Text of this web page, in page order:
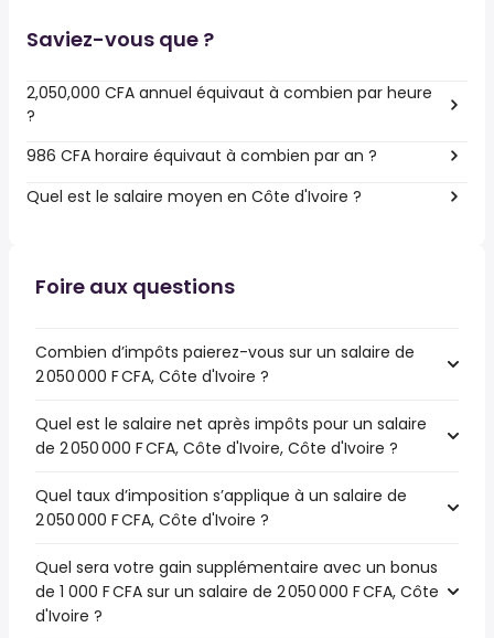
Saviez-vous que ?
2,050,000 CFA annuel équivaut à combien par heure
?
986 CFA horaire équivaut à combien par an ?
Quel est le salaire moyen en Côte d'Ivoire ?
Foire aux questions
Combien d’impôts paierez-vous sur un salaire de
2 050 000 F CFA, Côte d'Ivoire ?
Quel est le salaire net après impôts pour un salaire
de 2 050 000 F CFA, Côte d'Ivoire, Côte d'Ivoire ?
Quel taux d’imposition s’applique à un salaire de
2 050 000 F CFA, Côte d'Ivoire ?
Quel sera votre gain supplémentaire avec un bonus
de 1 000 F CFA sur un salaire de 2 050 000 F CFA, Côte
d'Ivoire ?